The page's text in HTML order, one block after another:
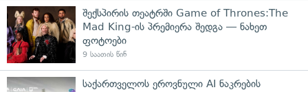
შექსპირის თეატრში Game of Thrones:The
Mad King-ის პრემიერა შედგა — ნახეთ
ფოტოები
9 საათის წინ
საქართველოს ეროვნული AI ნაკრების